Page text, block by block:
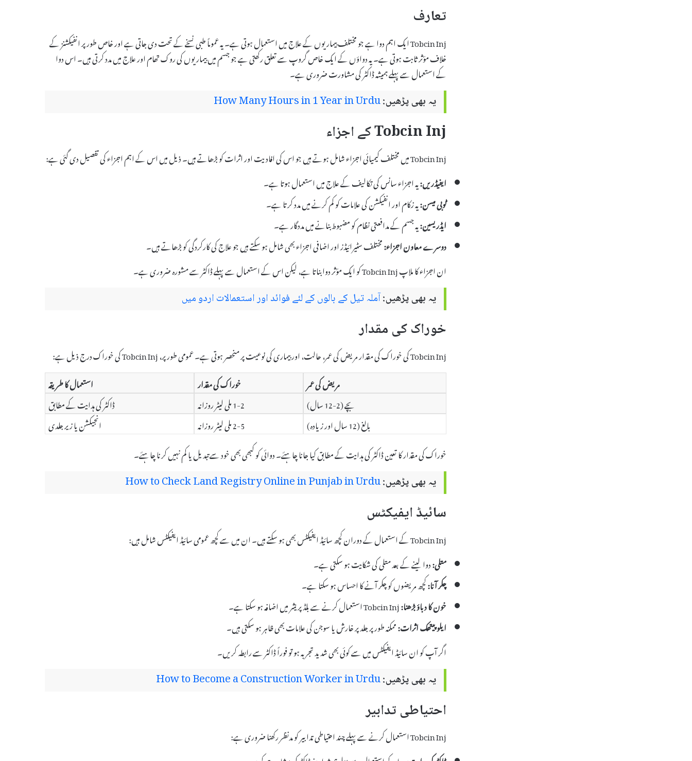
تعارف
Tobcin Inj ایک اہم دوا ہے جو مختلف بیماریوں کے علاج میں استعمال ہوتی ہے۔ یہ عموماً طبی نسخے کے تحت دی جاتی ہے اور خاص طور پر انفیکشنز کے
خلاف مؤثر ثابت ہوتی ہے۔ یہ دواؤں کے ایک خاص گروپ سے تعلق رکھتی ہے جو جسم میں بیماریوں کی روک تھام اور علاج میں مدد کرتی ہیں۔ اس دوا
کے استعمال سے پہلے ہمیشہ ڈاکٹر کی مشاورت ضروری ہے۔
یہ بھی پڑھیں:How Many Hours in 1 Year in Urdu
Tobcin Inj کے اجزاء
Tobcin Inj میں مختلف کیمیائی اجزاء شامل ہوتے ہیں جو اس کی افادیت اور اثرات کو بڑھاتے ہیں۔ ذیل میں اس کے اہم اجزاء کی تفصیل دی گئی ہے:
ایفیڈریں:یہ اجزاء سانس کی تکالیف کے علاج میں استعمال ہوتا ہے۔
ٹوبی میسن:یہ زکام اور انفیکشن کی علامات کو کم کرنے میں مدد کرتا ہے۔
ایڈریسین:یہ جسم کے مدافعتی نظام کو مضبوط بنانے میں مددگار ہے۔
دوسرے معاون اجزاء:مختلف سٹیرائیڈز اور اضافی اجزاء بھی شامل ہو سکتے ہیں جو علاج کی کارکردگی کو بڑھاتے ہیں۔
ان اجزاء کا ملاپ Tobcin Inj کو ایک مؤثر دوا بناتا ہے، لیکن اس کے استعمال سے پہلے ڈاکٹر سے مشورہ ضروری ہے۔
یہ بھی پڑھیں:آملہ تیل کے بالوں کے لئے فوائد اور استعمالات اردو میں
خوراک کی مقدار
Tobcin Inj کی خوراک کی مقدار مریض کی عمر، حالت، اور بیماری کی نوعیت پر منحصر ہوتی ہے۔ عمومی طور پر، Tobcin Inj کی خوراک درج ذیل ہے:
مریض کی عمر
خوراک کی مقدار
استعمال کا طریقہ
بچے (2-12 سال)
1-2 ملی لیٹر روزانہ
ڈاکٹر کی ہدایت کے مطابق
بالغ (12 سال اور زیادہ)
2-5 ملی لیٹر روزانہ
انجیکشن یا زیر جلدی
خوراک کی مقدار کا تعین ڈاکٹر کی ہدایت کے مطابق کیا جانا چاہئے۔ دوائی کو کبھی بھی خود سے تبدیل یا کم نہیں کرنا چاہئے۔
یہ بھی پڑھیں:How to Check Land Registry Online in Punjab in Urdu
سائیڈ ایفیکٹس
Tobcin Inj کے استعمال کے دوران کچھ سائیڈ ایفیکٹس بھی ہو سکتے ہیں۔ ان میں سے کچھ عمومی سائیڈ ایفیکٹس شامل ہیں:
متلی:دوا لینے کے بعد متلی کی شکایت ہو سکتی ہے۔
چکر آنا:کچھ مریضوں کو چکر آنے کا احساس ہو سکتا ہے۔
خون کا دباؤ بڑھنا:
ایلوپیتھک اثرات:ممکنہ طور پر جلد پر خارش یا سوجن کی علامات بھی ظاہر ہو سکتی ہیں۔
اگر آپ کو ان سائیڈ ایفیکٹس میں سے کوئی بھی شدید تجربہ ہو تو فوراً ڈاکٹر سے رابطہ کریں۔
یہ بھی پڑھیں:How to Become a Construction Worker in Urdu
احتیاطی تدابیر
Tobcin Inj استعمال کرنے سے پہلے چند احتیاطی تدابیر کو مدنظر رکھنا ضروری ہے: